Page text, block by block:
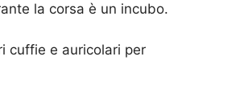
la corsa è un incubo.